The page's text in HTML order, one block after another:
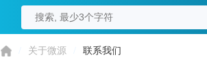
关于微源 联系我们